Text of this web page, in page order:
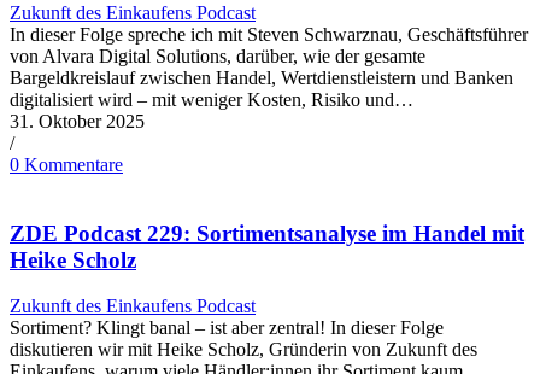
Zukunft des Einkaufens Podcast
In dieser Folge spreche ich mit Steven Schwarznau, Geschäftsführer
von Alvara Digital Solutions, darüber, wie der gesamte
Bargeldkreislauf zwischen Handel, Wertdienstleistern und Banken
digitalisiert wird – mit weniger Kosten, Risiko und…
31. Oktober 2025
/
0 Kommentare
ZDE Podcast 229: Sortimentsanalyse im Handel mit
Heike Scholz
Zukunft des Einkaufens Podcast
Sortiment? Klingt banal – ist aber zentral! In dieser Folge
diskutieren wir mit Heike Scholz, Gründerin von Zukunft des